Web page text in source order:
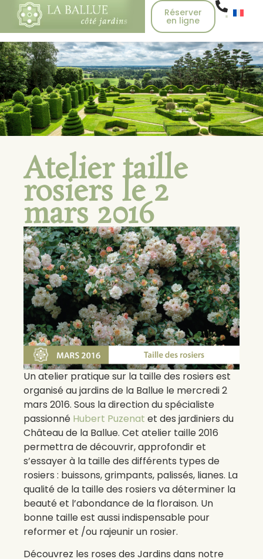
Réserver
en ligne
Atelier taille
rosiers le 2
mars 2016
Un atelier pratique sur la taille des rosiers est
organisé au jardins de la Ballue le mercredi 2
mars 2016. Sous la direction du spécialiste
passionné Hubert Puzenat et des jardiniers du
Château de la Ballue. Cet atelier taille 2016
permettra de découvrir, approfondir et
s’essayer à la taille des différents types de
rosiers : buissons, grimpants, palissés, lianes. La
qualité de la taille des rosiers va déterminer la
beauté et l’abondance de la floraison. Un
bonne taille est aussi indispensable pour
reformer et /ou rajeunir un rosier.
Découvrez les roses des Jardins dans notre